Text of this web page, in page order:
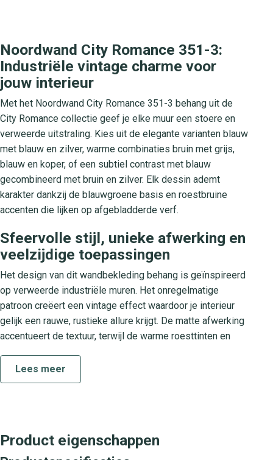
Noordwand City Romance 351-3:
Industriële vintage charme voor
jouw interieur
Met het Noordwand City Romance 351-3 behang uit de
City Romance collectie geef je elke muur een stoere en
verweerde uitstraling. Kies uit de elegante varianten blauw
met blauw en zilver, warme combinaties bruin met grijs,
blauw en koper, of een subtiel contrast met blauw
gecombineerd met bruin en zilver. Elk dessin ademt
karakter dankzij de blauwgroene basis en roestbruine
accenten die lijken op afgebladderde verf.
Sfeervolle stijl, unieke afwerking en
veelzijdige toepassingen
Het design van dit wandbekleding behang is geïnspireerd
op verweerde industriële muren. Het onregelmatige
patroon creëert een vintage effect waardoor je interieur
gelijk een rauwe, rustieke allure krijgt. De matte afwerking
accentueert de textuur, terwijl de warme roesttinten en
modern als een klassiek interieur. Ideaal voor je
woonkamer, slaapkamer of een stijlvolle kantoorruimte.
fabriekshallen met eigentijds design. In deze collectie
Lees meer
Product eigenschappen